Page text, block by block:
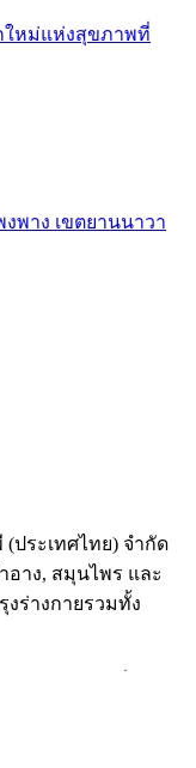
ใหม่แห่งสุขภาพที่
งพาง เขตยานนาวา
ประเทศไทย) จำกัด
อาง, สมุนไพร และ
ร่างกายรวมทั้ง